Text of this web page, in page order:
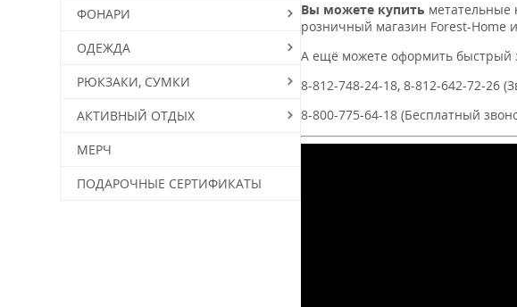
ФОНАРИ
ОДЕЖДА
РЮКЗАКИ, СУМКИ
АКТИВНЫЙ ОТДЫХ
МЕРЧ
ПОДАРОЧНЫЕ СЕРТИФИКАТЫ
Вы можете купить метательные
розничный магазин Forest-Home
А ещё можете оформить быстрый
8-812-748-24-18, 8-812-642-72-26
8-800-775-64-18 (Бесплатный